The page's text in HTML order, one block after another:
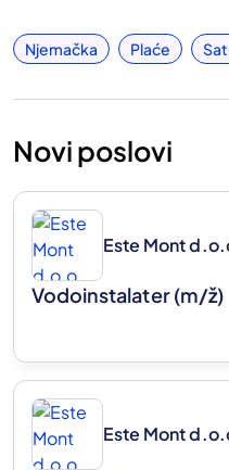
Njemačka Plaće
Novi poslovi
Este Mont
Vodoinstalater(m/ž)
Este Mont